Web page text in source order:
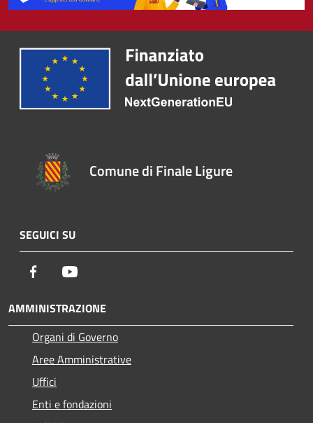
Comune di Finale Ligure
SEGUICI SU
Facebook
AMMINISTRAZIONE
Organi di Governo
Aree Amministrative
Uffici
Enti e fondazioni